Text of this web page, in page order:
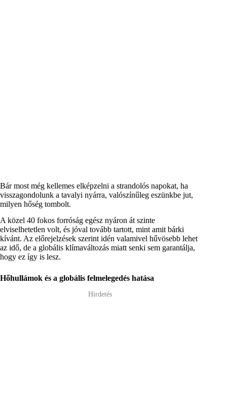
Bár most még kellemes elképzelni a strandolós napokat, ha
visszagondolunk a tavalyi nyárra, valószínűleg eszünkbe jut,
milyen hőség tombolt.
A közel 40 fokos forróság egész nyáron át szinte
elviselhetetlen volt, és jóval tovább tartott, mint amit bárki
kívánt. Az előrejelzések szerint idén valamivel hűvösebb lehet
az idő, de a globális klímaváltozás miatt senki sem garantálja,
hogy ez így is lesz.
Hőhullámok és a globális felmelegedés hatása
Hirdetés